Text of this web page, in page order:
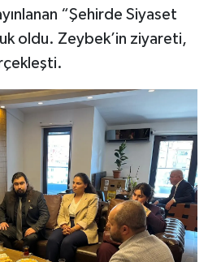
“Şehirde Siyaset
oldu. Zeybek’in ziyareti,